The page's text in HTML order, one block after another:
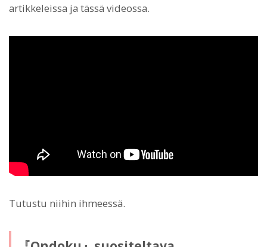
artikkeleissa ja tässä videossa.
Tutustu niihin ihmeessä.